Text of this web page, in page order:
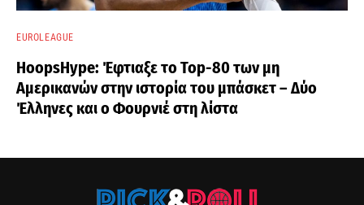
EUROLEAGUE
HoopsHype: Έφτιαξε το Top-80 των μη
Αμερικανών στην ιστορία του μπάσκετ – Δύο
Έλληνες και ο Φουρνιέ στη λίστα